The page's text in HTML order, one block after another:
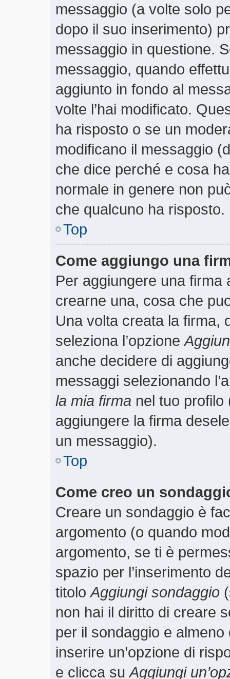
messaggio (a volte solo
dopo il suo inserimento)
messaggio in questione.
messaggio, quando
aggiunto in fondo al
volte l’hai modificato.
ha risposto o se un
modificano il messaggio
che dice perché e cosa
normale in genere non
che qualcuno ha risposto.
Top
Come aggiungo una
Per aggiungere una
crearne una, cosa che
Una volta creata la firma,
seleziona l’opzione
anche decidere di
messaggi selezionando
la mia firma nel tuo
aggiungere la firma
un messaggio).
Top
Come creo un
Creare un sondaggio è
argomento (o quando
argomento, se ti è
spazio per l’inserimento
titoloAggiungi sondaggio
non hai il diritto di creare
per il sondaggio e
inserire un’opzione di
e clicca suAggiungi